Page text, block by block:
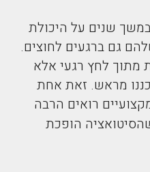
שנים על היכולת
גם ברגעים לחוצים.
מתוך לחץ רגעי אלא
מראש. זאת אחת
רואים הרבה
הופכת